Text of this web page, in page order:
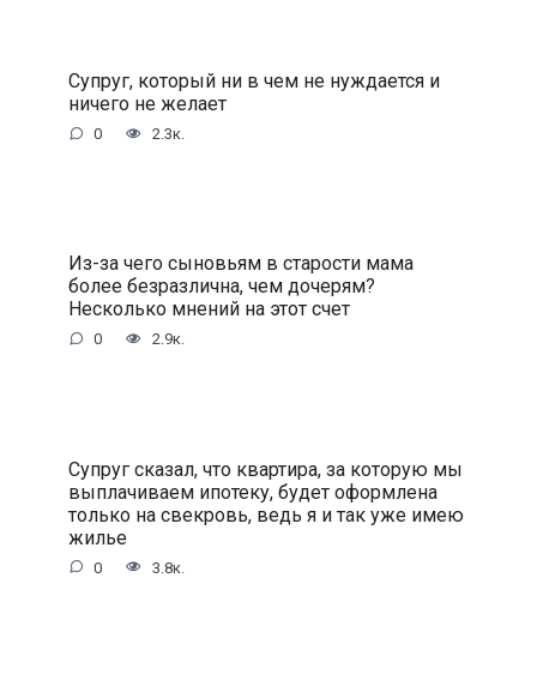
Супруг, который ни в чем не нуждается и
ничего не желает
0 2.3к.
Из-за чего сыновьям в старости мама
более безразлична, чем дочерям?
Несколько мнений на этот счет
0 2.9к.
Супруг сказал, что квартира, за которую мы
выплачиваем ипотеку, будет оформлена
только на свекровь, ведь я и так уже имею
жилье
0 3.8к.